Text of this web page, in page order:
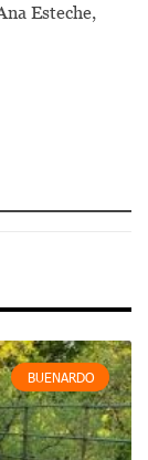
Esteche,
BUENARDO